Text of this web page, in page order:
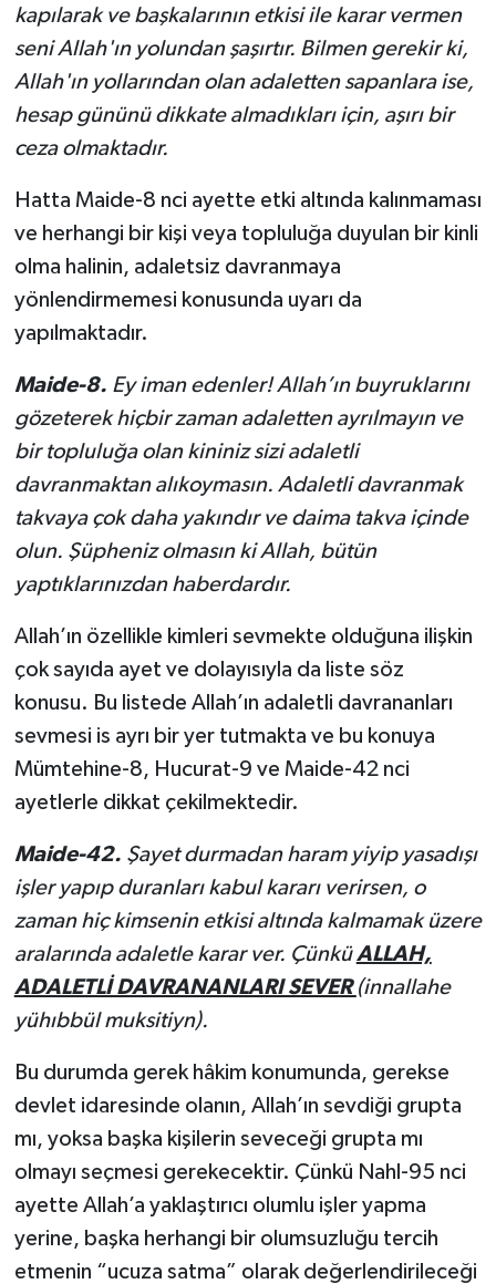
kapılarak ve başkalarının etkisi ile karar vermen
seni Allah'ın yolundan şaşırtır. Bilmen gerekir ki,
Allah'ın yollarından olan adaletten sapanlara ise,
hesap gününü dikkate almadıkları için, aşırı bir
ceza olmaktadır.
Hatta Maide-8 nci ayette etki altında kalınmaması
ve herhangi bir kişi veya topluluğa duyulan bir kinli
olma halinin, adaletsiz davranmaya
yönlendirmemesi konusunda uyarı da
yapılmaktadır.
Maide-8. Ey iman edenler! Allah’ın buyruklarını
gözeterek hiçbir zaman adaletten ayrılmayın ve
bir topluluğa olan kininiz sizi adaletli
davranmaktan alıkoymasın. Adaletli davranmak
takvaya çok daha yakındır ve daima takva içinde
olun. Şüpheniz olmasın ki Allah, bütün
yaptıklarınızdan haberdardır.
Allah’ın özellikle kimleri sevmekte olduğuna ilişkin
çok sayıda ayet ve dolayısıyla da liste söz
konusu. Bu listede Allah’ın adaletli davrananları
sevmesi is ayrı bir yer tutmakta ve bu konuya
Mümtehine-8, Hucurat-9 ve Maide-42 nci
ayetlerle dikkat çekilmektedir.
Maide-42. Şayet durmadan haram yiyip yasadışı
işler yapıp duranları kabul kararı verirsen, o
zaman hiç kimsenin etkisi altında kalmamak üzere
aralarında adaletle karar ver. ÇünküALLAH,
ADALETLİ DAVRANANLARI SEVER (innallahe
yühıbbül muksitiyn).
Bu durumda gerek hâkim konumunda, gerekse
devlet idaresinde olanın, Allah’ın sevdiği grupta
mı, yoksa başka kişilerin seveceği grupta mı
olmayı seçmesi gerekecektir. Çünkü Nahl-95 nci
ayette Allah’a yaklaştırıcı olumlu işler yapma
yerine, başka herhangi bir olumsuzluğu tercih
etmenin “ucuza satma” olarak değerlendirileceği